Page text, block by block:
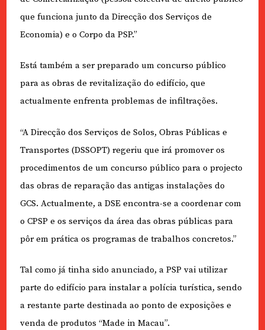
que funciona junto da Direcção dos Serviços de
Economia) e o Corpo da PSP.”
Está também a ser preparado um concurso público
para as obras de revitalização do edifício, que
actualmente enfrenta problemas de infiltrações.
“A Direcção dos Serviços de Solos, Obras Públicas e
Transportes (DSSOPT) regeriu que irá promover os
procedimentos de um concurso público para o projecto
das obras de reparação das antigas instalações do
GCS. Actualmente, a DSE encontra-se a coordenar com
o CPSP e os serviços da área das obras públicas para
pôr em prática os programas de trabalhos concretos.”
Tal como já tinha sido anunciado, a PSP vai utilizar
parte do edifício para instalar a polícia turística, sendo
a restante parte destinada ao ponto de exposições e
venda de produtos “Made in Macau”.